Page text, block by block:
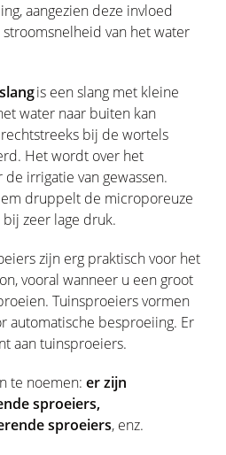
aangezien deze invloed
van het water
is een slang met kleine
water naar buiten kan
bij de wortels
Het wordt over het
irrigatie van gewassen.
druppelt de microporeuze
zeer lage druk.
zijn erg praktisch voor het
vooral wanneer u een groot
Tuinsproeiers vormen
automatische besproeiing. Er
aan tuinsproeiers.
te noemen: er zijn
sproeiers,
sproeiers, enz.